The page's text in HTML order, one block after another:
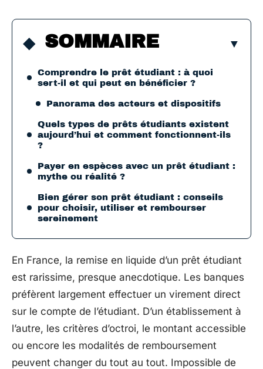
SOMMAIRE
Comprendre le prêt étudiant : à quoi
sert-il et qui peut en bénéficier ?
Panorama des acteurs et dispositifs
Quels types de prêts étudiants existent
aujourd’hui et comment fonctionnent-ils
?
Payer en espèces avec un prêt étudiant :
mythe ou réalité ?
Bien gérer son prêt étudiant : conseils
pour choisir, utiliser et rembourser
sereinement
En France, la remise en liquide d’un prêt étudiant
est rarissime, presque anecdotique. Les banques
préfèrent largement effectuer un virement direct
sur le compte de l’étudiant. D’un établissement à
l’autre, les critères d’octroi, le montant accessible
ou encore les modalités de remboursement
peuvent changer du tout au tout. Impossible de